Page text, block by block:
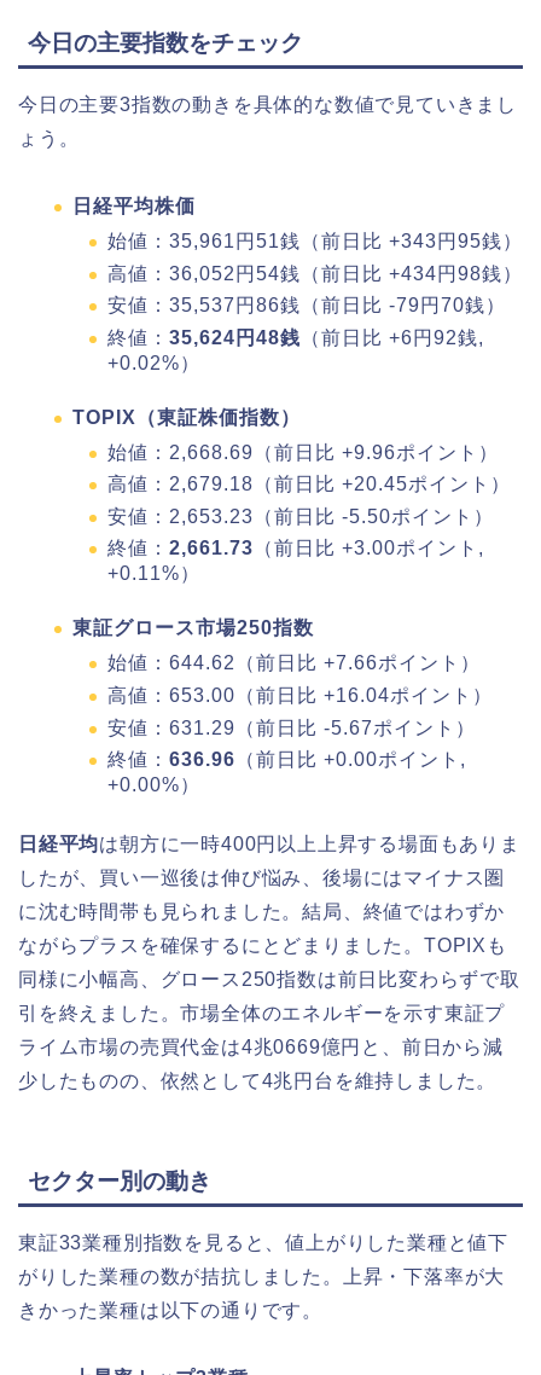
今日の主要指数をチェック
今日の主要3指数の動きを具体的な数値で見ていきまし
ょう。
日経平均株価
始値：35,961円51銭（前日比 +343円95銭）
高値：36,052円54銭（前日比 +434円98銭）
安値：35,537円86銭（前日比 -79円70銭）
終値： 35,624円48銭 （前日比 +6円92銭,
+0.02%）
TOPIX（東証株価指数）
始値：2,668.69（前日比 +9.96ポイント）
高値：2,679.18（前日比 +20.45ポイント）
安値：2,653.23（前日比 -5.50ポイント）
終値： 2,661.73 （前日比 +3.00ポイント,
+0.11%）
東証グロース市場250指数
始値：644.62（前日比 +7.66ポイント）
高値：653.00（前日比 +16.04ポイント）
安値：631.29（前日比 -5.67ポイント）
終値： 636.96 （前日比 +0.00ポイント,
+0.00%）
日経平均は朝方に一時400円以上上昇する場面もありま
したが、買い一巡後は伸び悩み、後場にはマイナス圏
に沈む時間帯も見られました。結局、終値ではわずか
ながらプラスを確保するにとどまりました。TOPIXも
同様に小幅高、グロース250指数は前日比変わらずで取
引を終えました。市場全体のエネルギーを示す東証プ
ライム市場の売買代金は4兆0669億円と、前日から減
少したものの、依然として4兆円台を維持しました。
セクター別の動き
東証33業種別指数を見ると、値上がりした業種と値下
がりした業種の数が拮抗しました。上昇・下落率が大
きかった業種は以下の通りです。